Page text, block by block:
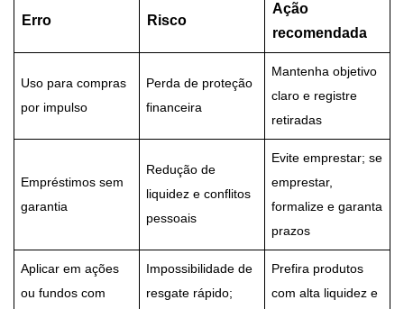
Erro Risco
Ação
recomendada
Uso para compras
por impulso
Perda de proteção
financeira
Mantenha objetivo
claro e registre
retiradas
Empréstimos sem
garantia
Redução de
liquidez e conflitos
pessoais
Evite emprestar; se
emprestar,
formalize e garanta
prazos
Aplicar em ações
ou fundos com
Impossibilidade de
resgate rápido;
Prefira produtos
com alta liquidez e